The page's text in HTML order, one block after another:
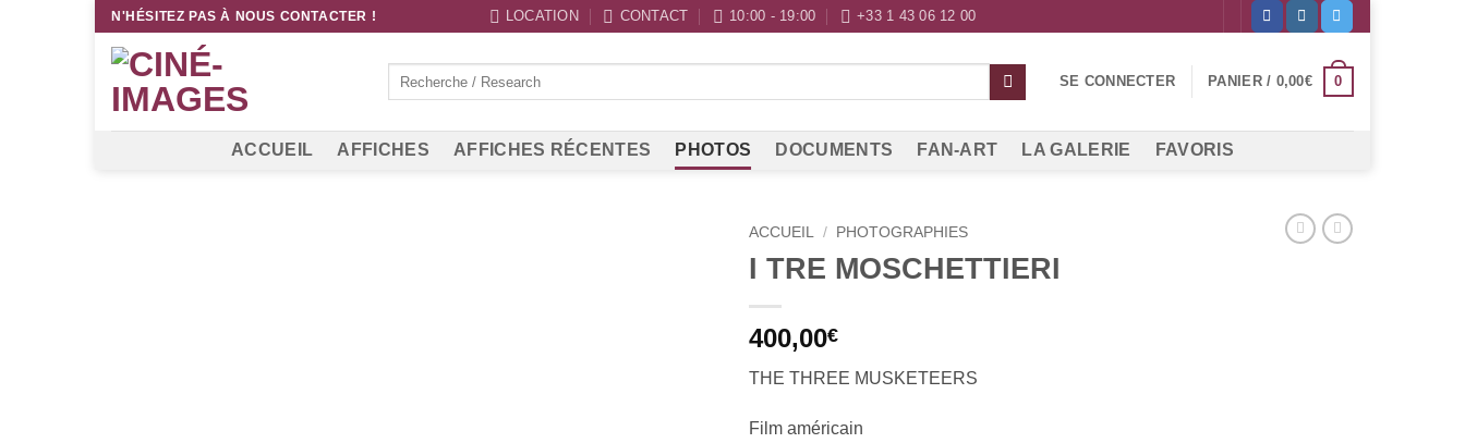
Passer
contenu
N'HÉSITEZ PAS À NOUS CONTACTER ! LOCATION CONTACT 10:00 - 19:00 +33 1 43 06 12 00
SE CONNECTER PANIER / 0,00€ 0
ACCUEIL AFFICHES AFFICHES RÉCENTES PHOTOS DOCUMENTS FAN-ART LA GALERIE FAVORIS
ACCUEIL / PHOTOGRAPHIES
I TRE MOSCHETTIERI
400,00€
THE THREE MUSKETEERS
Film américain